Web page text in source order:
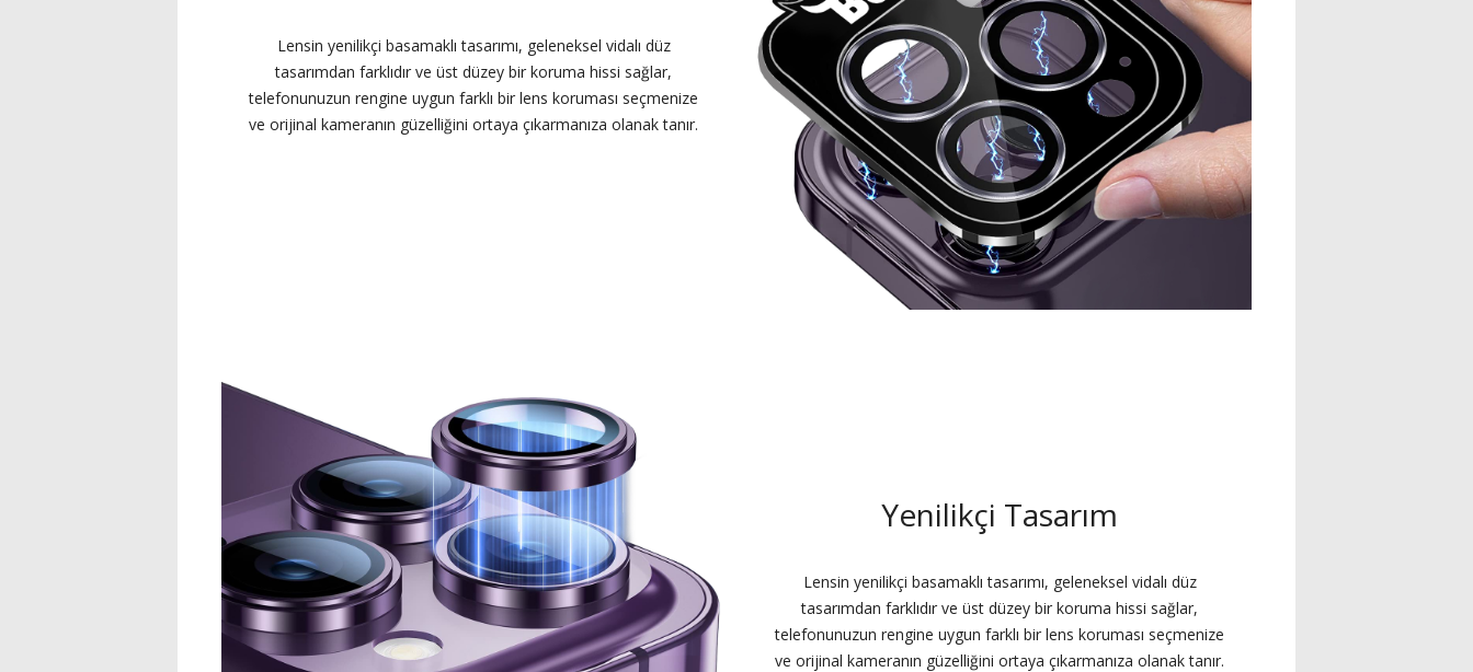
Lensin yenilikçi basamaklı tasarımı, geleneksel vidalı düz
tasarımdan farklıdır ve üst düzey bir koruma hissi sağlar,
telefonunuzun rengine uygun farklı bir lens koruması seçmenize
ve orijinal kameranın güzelliğini ortaya çıkarmanıza olanak tanır.
Yenilikçi Tasarım
Lensin yenilikçi basamaklı tasarımı, geleneksel vidalı düz
tasarımdan farklıdır ve üst düzey bir koruma hissi sağlar,
telefonunuzun rengine uygun farklı bir lens koruması seçmenize
ve orijinal kameranın güzelliğini ortaya çıkarmanıza olanak tanır.